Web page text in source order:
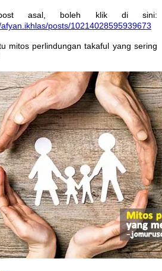
asal, boleh klik di sini:
posts/10214028595939673
mitos perlindungan takaful yang sering